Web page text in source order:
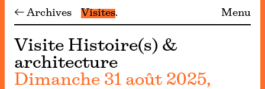
← Archives Visites Menu
Visite Histoire(s) &
architecture
Dimanche 31 août 2025,